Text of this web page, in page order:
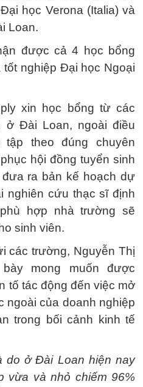
học Verona (Italia) và
Loan.
được cả 4 học bổng
nghiệp Đại học Ngoại
xin học bổng từ các
ở Đài Loan, ngoài điều
theo đúng chuyên
hội đồng tuyển sinh
ra bản kế hoạch dự
nghiên cứu thạc sĩ định
hợp nhà trường sẽ
sinh viên.
các trường, Nguyễn Thị
mong muốn được
tố tác động đến việc mở
ngoài của doanh nghiệp
trong bối cảnh kinh tế
do ở Đài Loan hiện nay
vừa và nhỏ chiếm 96%